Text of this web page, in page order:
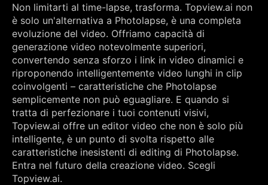
Non limitarti al time-lapse, trasforma. Topview.ai non
è solo un'alternativa a Photolapse, è una completa
evoluzione del video. Offriamo capacità di
generazione video notevolmente superiori,
convertendo senza sforzo i link in video dinamici e
riproponendo intelligentemente video lunghi in clip
coinvolgenti – caratteristiche che Photolapse
semplicemente non può eguagliare. E quando si
tratta di perfezionare i tuoi contenuti visivi,
Topview.ai offre un editor video che non è solo più
intelligente, è un punto di svolta rispetto alle
caratteristiche inesistenti di editing di Photolapse.
Entra nel futuro della creazione video. Scegli
Topview.ai.